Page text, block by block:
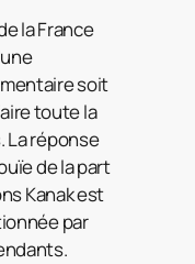
la France
soit
toute la
La réponse
de la part
Kanak est
par